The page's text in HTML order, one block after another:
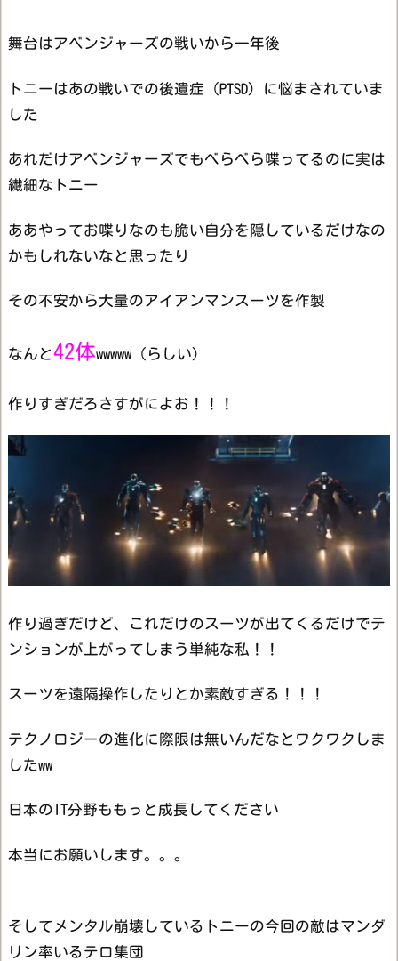
舞台はアベンジャーズの戦いから一年後
トニーはあの戦いでの後遺症（PTSD）に悩まされていま
した
あれだけアベンジャーズでもべらべら喋ってるのに実は
繊細なトニー
ああやってお喋りなのも脆い自分を隠しているだけなの
かもしれないなと思ったり
その不安から大量のアイアンマンスーツを作製
なんと42体wwwww（らしい）
作りすぎだろさすがによお！！！
作り過ぎだけど、これだけのスーツが出てくるだけでテ
ンションが上がってしまう単純な私！！
スーツを遠隔操作したりとか素敵すぎる！！！
テクノロジーの進化に際限は無いんだなとワクワクしま
したww
日本のIT分野ももっと成長してください
本当にお願いします。。。
そしてメンタル崩壊しているトニーの今回の敵はマンダ
リン率いるテロ集団